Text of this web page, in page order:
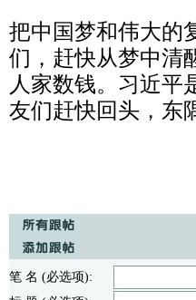
把中国梦和伟大的
们，赶快从梦中清
人家数钱。习近平
友们赶快回头，东
笔 名 (必选项):